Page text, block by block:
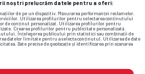
noștri prelucrăm datele pentru a oferi:
de pe un dispozitiv. Măsurarea performanței reclamelor.
Utilizarea profilurilor pentru selectarea conținutului
de conținut personalizat. Utilizarea profilurilor pentru
Crearea profilurilor pentru publicitate personalizată.
Înțelegerea publicului prin statistici sau combinații de
datelor limitate pentru a selecta conținutul. Utilizarea de date
Date precise de geolocație și identificarea prin scanarea